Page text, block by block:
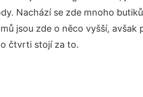
Nachází se zde mnoho
jsou zde o něco vyšší, avšak
čtvrti stojí za to.